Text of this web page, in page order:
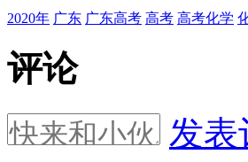
2020年 广东 广东高考 高考 高考化学
评论
发表